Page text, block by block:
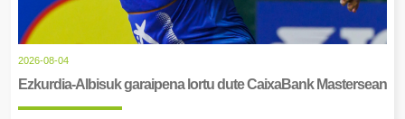
2026-08-04
Ezkurdia-Albisuk garaipena lortu dute CaixaBank Mastersean